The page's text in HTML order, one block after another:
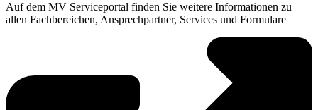
Auf dem MV Serviceportal finden Sie weitere Informationen zu
allen Fachbereichen, Ansprechpartner, Services und Formulare